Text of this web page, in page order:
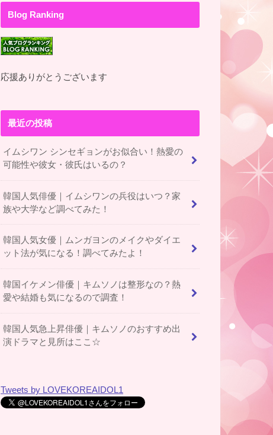
Blog Ranking
応援ありがとうございます
最近の投稿
イムシワン シンセギョンがお似合い！熱愛の
可能性や彼女・彼氏はいるの？
韓国人気俳優｜イムシワンの兵役はいつ？家
族や大学など調べてみた！
韓国人気女優｜ムンガヨンのメイクやダイエ
ット法が気になる！調べてみたよ！
韓国イケメン俳優｜キムソノは整形なの？熱
愛や結婚も気になるので調査！
韓国人気急上昇俳優｜キムソノのおすすめ出
演ドラマと見所はここ☆
Tweets by LOVEKOREAIDOL1